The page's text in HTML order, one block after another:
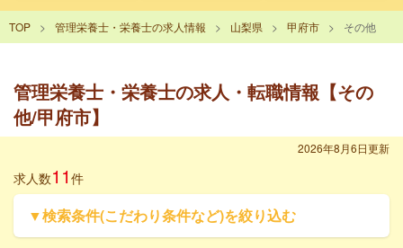
TOP 管理栄養士・栄養士の求人情報 山梨県 甲府市 その他
管理栄養士・栄養士の求人・転職情報【その
他/甲府市】
2026年8月6日更新
求人数11 件
▼検索条件(こだわり条件など)を絞り込む